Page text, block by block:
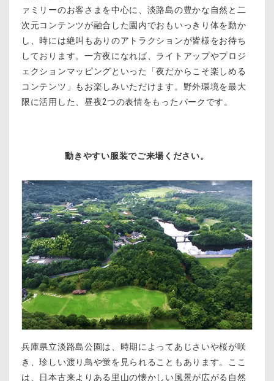
ァミリーのお客さまを中心に、淡路島の豊かな自然と二
次元コンテンツが融合した園内でおもいっきり体を動か
し、時には絶叫もありのアトラクションが皆様をお待ち
しております。一方夜になれば、ライトアップやプロジ
ェクションマッピングといった「夜だからこそ楽しめる
コンテンツ」もお楽しみいただけます。野外環境を最大
限に活用した、昼夜2つの表情をもったパークです。
動きやすい服装でご来場ください。
兵庫県立淡路島公園は、時期によってあじさいや桜が咲
き、珍しい渡り鳥や蛍を見られることもあります。ここ
は、日本古来よりある里山の懐かしい風景が広がる自然